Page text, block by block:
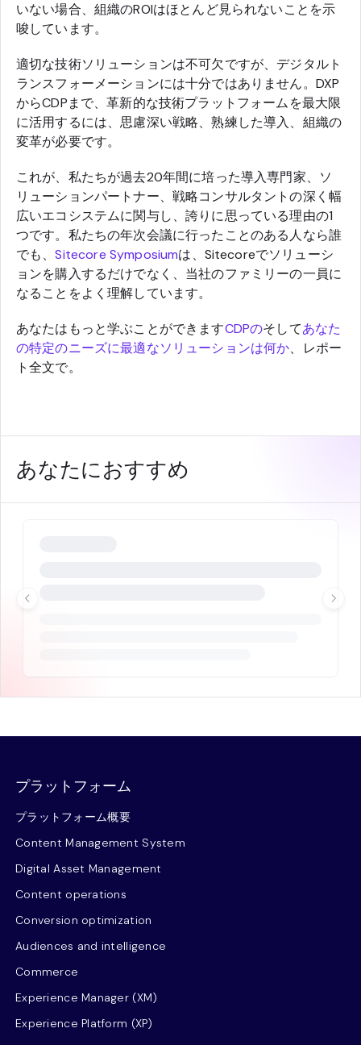
いない場合、組織のROIはほとんど見られないことを示
唆しています。
適切な技術ソリューションは不可欠ですが、デジタルト
ランスフォーメーションには十分ではありません。DXP
からCDPまで、革新的な技術プラットフォームを最大限
に活用するには、思慮深い戦略、熟練した導入、組織の
変革が必要です。
これが、私たちが過去20年間に培った導入専門家、ソ
リューションパートナー、戦略コンサルタントの深く幅
広いエコシステムに関与し、誇りに思っている理由の1
つです。私たちの年次会議に行ったことのある人なら誰
でも、Sitecore Symposiumは、Sitecoreでソリューシ
ョンを購入するだけでなく、当社のファミリーの一員に
なることをよく理解しています。
あなたはもっと学ぶことができますCDPのそしてあなた
の特定のニーズに最適なソリューションは何か、レポー
ト全文で。
あなたにおすすめ
プラットフォーム
プラットフォーム概要
Content Management System
Digital Asset Management
Content operations
Conversion optimization
Audiences and intelligence
Commerce
Experience Manager (XM)
Experience Platform (XP)